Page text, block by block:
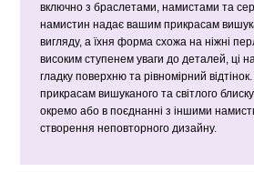
включно з браслетами, намистами та
намистин надає вашим прикрасам
вигляду, а їхня форма схожа на ніжні
високим ступенем уваги до деталей, ці
гладку поверхню та рівномірний
прикрасам вишуканого та світлого
окремо або в поєднанні з іншими
створення неповторного дизайну.